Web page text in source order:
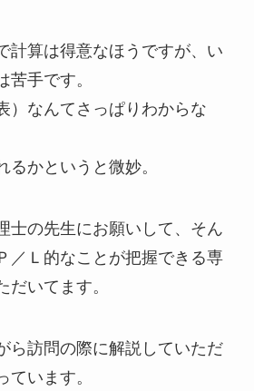
計算は得意なほうですが、い
苦手です。
）なんてさっぱりわからな
るかというと微妙。
士の先生にお願いして、そん
／Ｌ的なことが把握できる専
だいてます。
ら訪問の際に解説していただ
ています。